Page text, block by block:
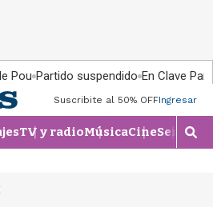
Pou Partido suspendido En Clave País
Suscribite al 50% OFFIngresar
TV y radioMúsicaCineSeries
M
o